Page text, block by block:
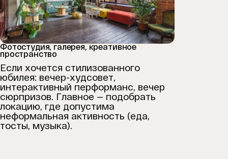
Фотостудия, галерея, креативное
пространство
Если хочется стилизованного
юбилея: вечер-худсовет,
интерактивный перформанс, вечер
сюрпризов. Главное — подобрать
локацию, где допустима
неформальная активность (еда,
тосты, музыка).